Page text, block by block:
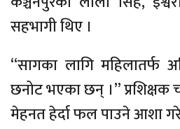
सहभागी थिए ।
“सागका लागि महिलातर्फ
छनोट भएका छन् ।”
मेहनत हेर्दा फल पाउने आशा